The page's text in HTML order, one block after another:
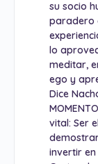
su socio
paradero
lo
meditar,
ego y
Dice
vital: Ser
invertir en